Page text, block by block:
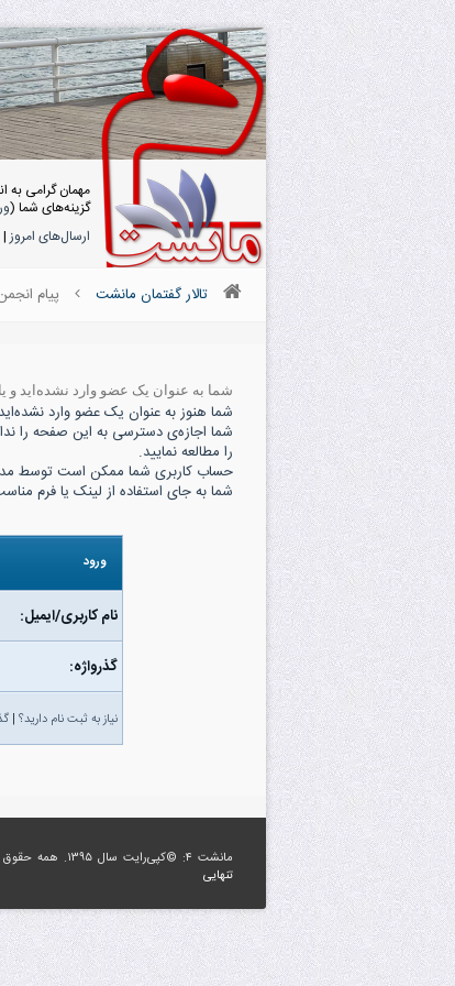
مهمان گرامی به
گزینه‌های شما (
ارسال‌های امروز|
تالار گفتمان مانشت پیام
شما به عنوان یک عضو وارد نشده‌اید و
شما هنوز به عنوان یک عضو وارد
شما اجازه‌ی دسترسی به این صفحه را
را مطالعه نمایید.
حساب کاربری شما ممکن است توسط
شما به جای استفاده از لینک یا فرم
ورود
نام کاربری/ایمیل:
گذرواژه‌:
نیاز به ثبت نام دارید؟ |
مانشت ۴: ©کپی‌رایت سال ۱۳۹۵. همه حقوق برای
تنهایی